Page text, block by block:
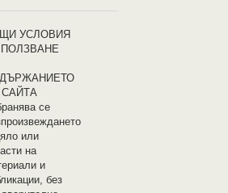
УСЛОВИЯ
САЙТА
се
или
на
и
без